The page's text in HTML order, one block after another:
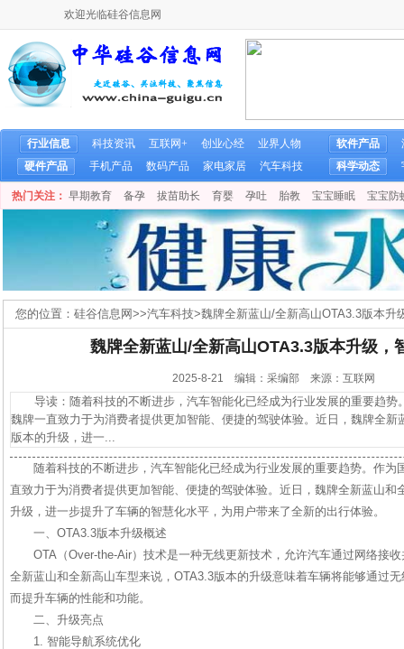
欢迎光临硅谷信息网
行业信息 科技资讯 互联网+ 创业心经
业界人物
硬件产品
手机产品 数码产品 家电家居 汽车科技
软件产品
科学动态
热门关注： 早期教育 备孕 拔苗助长 育婴 孕吐 胎教 宝宝睡眠 宝宝防
您的位置： 硅谷信息网>>汽车科技>魏牌全新蓝山/全新高山OTA3.3版本升
魏牌全新蓝山/全新高山OTA3.3版本升级，
2025-8-21 编辑：采编部 来源：互联网
导读：随着科技的不断进步，汽车智能化已经成为行业发展的重要趋势
魏牌一直致力于为消费者提供更加智能、便捷的驾驶体验。近日，魏牌全新
版本的升级，进一...
随着科技的不断进步，汽车智能化已经成为行业发展的重要趋势。作为
直致力于为消费者提供更加智能、便捷的驾驶体验。近日，魏牌全新蓝山和
升级，进一步提升了车辆的智慧化水平，为用户带来了全新的出行体验。
一、OTA3.3版本升级概述
OTA（Over-the-Air）技术是一种无线更新技术，允许汽车通过网络接
全新蓝山和全新高山车型来说，OTA3.3版本的升级意味着车辆将能够通过
而提升车辆的性能和功能。
二、升级亮点
1. 智能导航系统优化